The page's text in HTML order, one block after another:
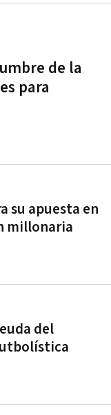
de la
para
su apuesta en
millonaria
del